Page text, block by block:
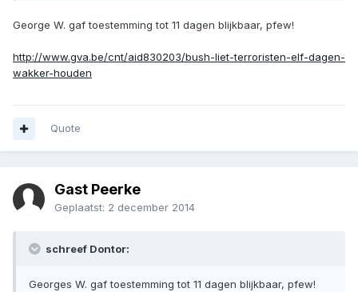
George W. gaf toestemming tot 11 dagen blijkbaar, pfew!
http://www.gva.be/cnt/aid830203/bush-liet-terroristen-elf-dagen-
wakker-houden
Quote
Gast Peerke
Geplaatst: 2 december 2014
schreef Dontor:
Georges W. gaf toestemming tot 11 dagen blijkbaar, pfew!